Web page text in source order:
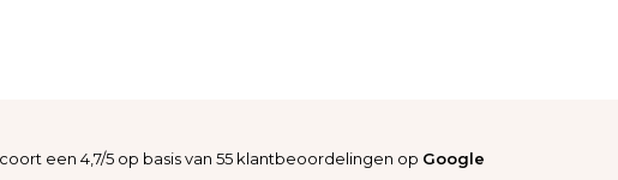
een 4,7/5 op basis van 55 klantbeoordelingen op Google